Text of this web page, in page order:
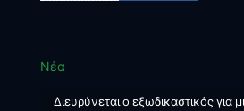
Νέα
Διευρύνεται ο εξωδικαστικός για